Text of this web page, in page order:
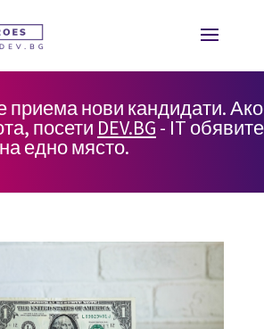
приема нови кандидати. Ако
посети DEV.BG - IT обявите
на едно място.